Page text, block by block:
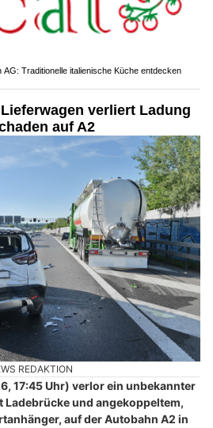
Traditionelle italienische Küche entdecken
verliert Ladung
auf A2
REDAKTION
17:45 Uhr) verlor ein unbekannter
und angekoppeltem,
auf der Autobahn A2 in